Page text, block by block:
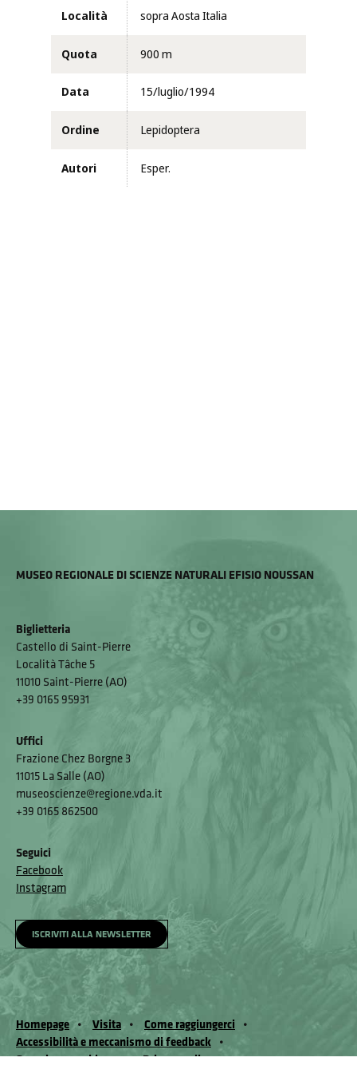
Località sopra Aosta Italia
Quota 900 m
Data 15/luglio/1994
Ordine Lepidoptera
Autori Esper.
MUSEO REGIONALE DI SCIENZE NATURALI EFISIO NOUSSAN
Biglietteria
Castello di Saint-Pierre
Località Tâche 5
11010 Saint-Pierre (AO)
+39 0165 95931
Uffici
Frazione Chez Borgne 3
11015 La Salle (AO)
museoscienze@regione.vda.it
+39 0165 862500
Seguici
Facebook
Instagram
ISCRIVITI ALLA NEWSLETTER
Homepage Visita
Come raggiungerci
Accessibilità e meccanismo di feedback
Segnala un problema
Privacy policy